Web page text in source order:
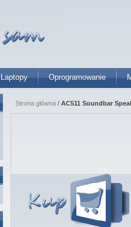
Laptopy Oprogramowanie
Strona główna / AC511 Soundbar